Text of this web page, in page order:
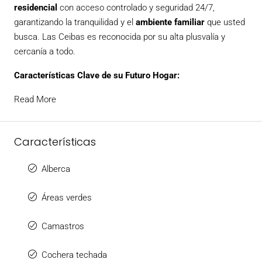
residencial con acceso controlado y seguridad 24/7,
garantizando la tranquilidad y el ambiente familiar que usted
busca. Las Ceibas es reconocida por su alta plusvalía y
cercanía a todo.
Características Clave de su Futuro Hogar:
Read More
Características
Alberca
Áreas verdes
Camastros
Cochera techada